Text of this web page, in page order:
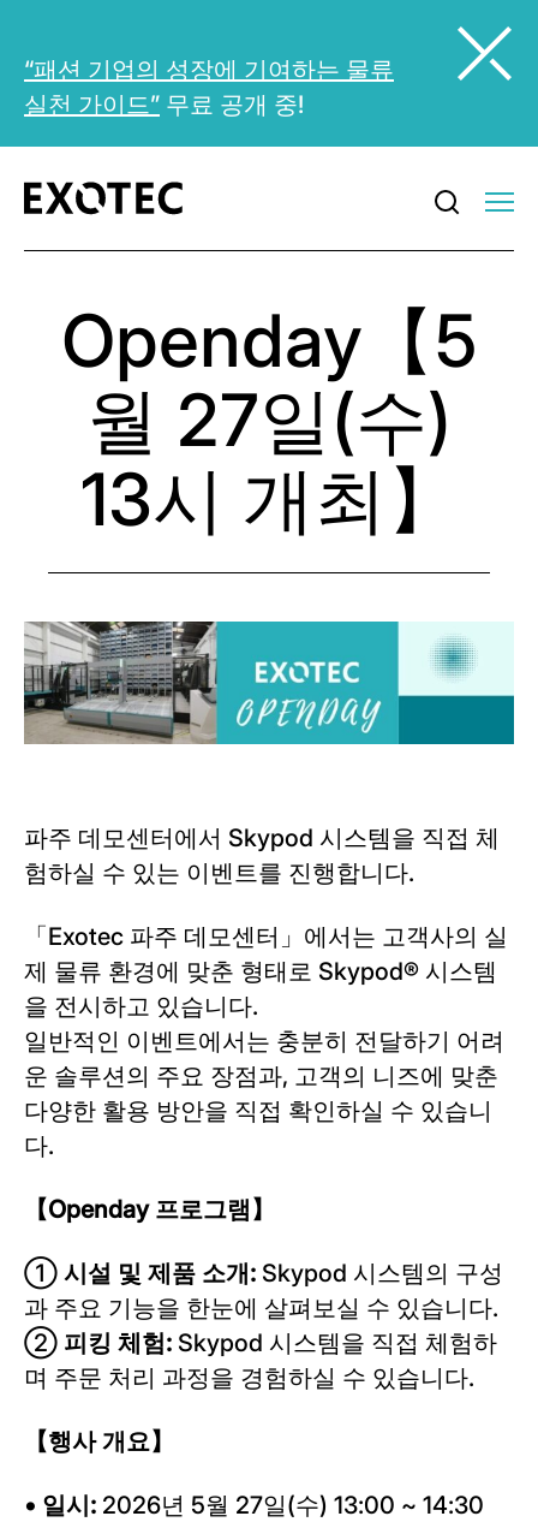
“패션 기업의 성장에 기여하는 물류
실천 가이드” 무료 공개 중!
Openday【5
월 27일(수)
13시 개최】
파주 데모센터에서 Skypod 시스템을 직접 체
험하실 수 있는 이벤트를 진행합니다.
「Exotec 파주 데모센터」에서는 고객사의 실
제 물류 환경에 맞춘 형태로 Skypod® 시스템
을 전시하고 있습니다.
일반적인 이벤트에서는 충분히 전달하기 어려
운 솔루션의 주요 장점과, 고객의 니즈에 맞춘
다양한 활용 방안을 직접 확인하실 수 있습니
다.
【Openday 프로그램】
① 시설 및 제품 소개: Skypod 시스템의 구성
과 주요 기능을 한눈에 살펴보실 수 있습니다.
② 피킹 체험: Skypod 시스템을 직접 체험하
며 주문 처리 과정을 경험하실 수 있습니다.
【행사 개요】
• 일시: 2026년 5월 27일(수) 13:00 ~ 14:30